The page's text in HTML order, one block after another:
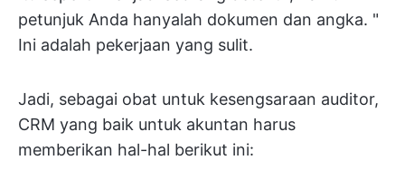
petunjuk Anda hanyalah dokumen dan angka. "
Ini adalah pekerjaan yang sulit.
Jadi, sebagai obat untuk kesengsaraan auditor,
CRM yang baik untuk akuntan harus
memberikan hal-hal berikut ini: